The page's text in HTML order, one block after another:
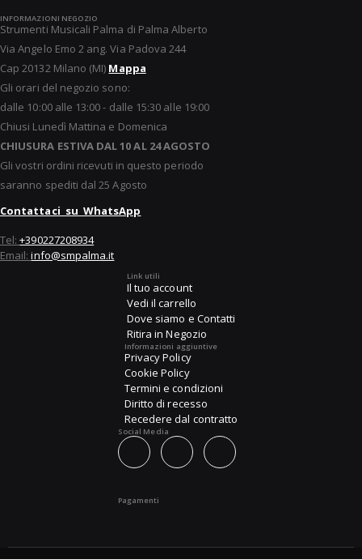
INFORMAZIONI NEGOZIO
Strumenti Musicali Palma di Palma Alberto
Via Angelo Emo 2 ang. Via Padova 244
Cap 20132 Milano (MI) Mappa
Gli orari del negozio sono:
dalle 10:00 alle 13:00 - dalle 15:30 alle 19:00
Chiusi Lunedì Mattina e Domenica
CHIUSURA ESTIVA DAL 10 AL 24 AGOSTO
Gli vostri ordini ricevuti in questo periodo
saranno spediti dal 25 Agosto
Contattaci su WhatsApp
Tel:+390227208934
Email:info@smpalma.it
Link utili
Il tuo account
Vedi il carrello
Dove siamo e Contatti
Ritira in Negozio
Informazioni aggiuntive
Privacy Policy
Cookie Policy
Termini e condizioni
Diritto di recesso
Recedere dal contratto
Social Media
Pagamenti